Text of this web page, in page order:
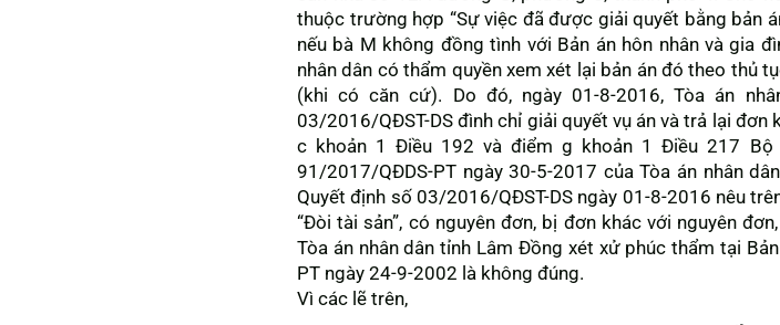
thuộc trường hợp “Sự việc đã được giải quyết bằng bản
nếu bà M không đồng tình với Bản án hôn nhân và gia
nhân dân có thẩm quyền xem xét lại bản án đó theo thủ
(khi có căn cứ). Do đó, ngày 01-8-2016, Tòa án
03/2016/QĐST-DS đình chỉ giải quyết vụ án và trả lại
c khoản 1 Điều 192 và điểm g khoản 1 Điều 217
91/2017/QĐDS-PT ngày 30-5-2017 của Tòa án nhân
Quyết định số 03/2016/QĐST-DS ngày 01-8-2016 nêu
“Đòi tài sản”, có nguyên đơn, bị đơn khác với nguyên
Tòa án nhân dân tỉnh Lâm Đồng xét xử phúc thẩm tại
PT ngày 24-9-2002 là không đúng.
Vì các lẽ trên,